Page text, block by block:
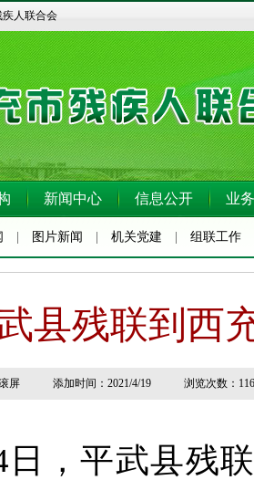
疾人联合会
新闻中心 信息公开 业
图片新闻 机关党建 组联工作
县残联到西
滚屏 添加时间：2021/4/19 浏览次数：
日，平武县残